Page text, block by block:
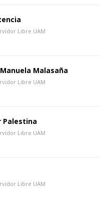
Libre UAM
Malasaña
Libre UAM
Palestina
Libre UAM
Libre UAM